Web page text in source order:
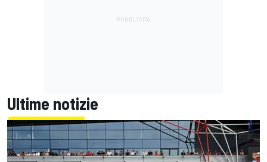
Ultime notizie